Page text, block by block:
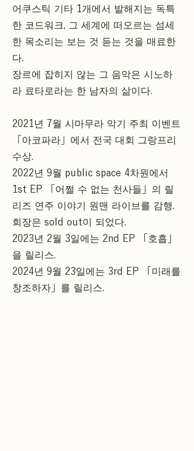
어쿠스틱 기타 1개에서 발해지는 독특
한 코드워크, 그 세계에 떠오르는 섬세
한 목소리는 보는 것 듣는 것을 매료한
다.
장르에 잡히지 않는 그 음악은 시노하
라 료타로라는 한 남자의 삶이다.
2021년 7월 시마무라 악기 주최 이벤트
「아코파라」에서 전국 대회 그랑프리
수상.
2022년 9월 public space 4차원에서
1st EP 「어쩔 수 없는 천사들」의 릴
리즈 연주 이야기 원맨 라이브를 감행.
회장은 sold out이 되었다.
2023년 2월 3일에는 2nd EP 「호흡」
을 릴리스.
2024년 9월 23일에는 3rd EP 「미래를
창조하자」를 릴리스.